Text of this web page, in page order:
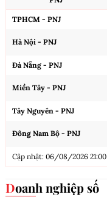
TPHCM - PNJ
Hà Nội - PNJ
Đà Nẵng - PNJ
Miền Tây - PNJ
Tây Nguyên - PNJ
Đông Nam Bộ - PNJ
Cập nhật: 06/08/2026 21:00
Doanh nghiệp số